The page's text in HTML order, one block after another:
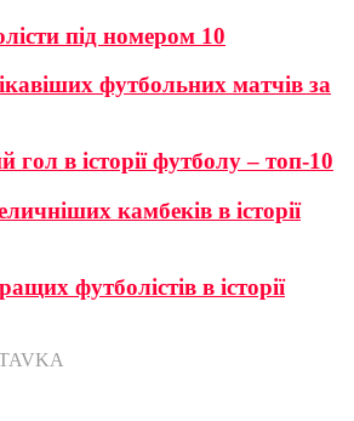
під номером 10
футбольних матчів за
в історії футболу – топ-10
камбеків в історії
футболістів в історії